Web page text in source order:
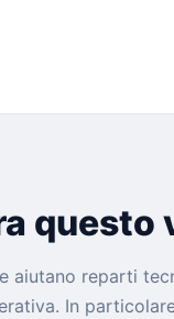
questo
aiutano reparti
In